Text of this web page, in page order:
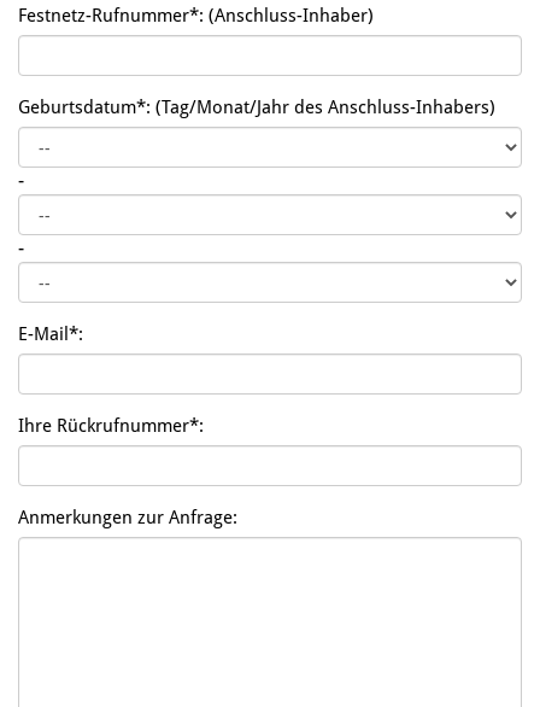
Festnetz-Rufnummer*: (Anschluss-Inhaber)
Geburtsdatum*: (Tag/Monat/Jahr des Anschluss-Inhabers)
-
-
E-Mail*:
Ihre Rückrufnummer*:
Anmerkungen zur Anfrage: